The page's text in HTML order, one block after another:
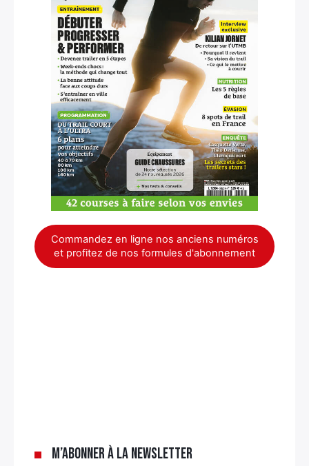
Commandez en ligne nos anciens numéros
et profitez de nos formules d'abonnement
M’abonner à la newsletter
Rechercher